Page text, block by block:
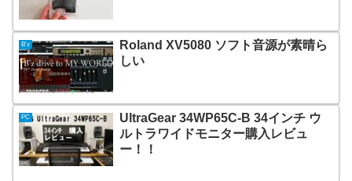
B'z
Roland XV5080 ソフト音源が素晴ら
しい
PC
UltraGear 34WP65C-B 34インチ ウ
ルトラワイドモニター購入レビュ
ー！！